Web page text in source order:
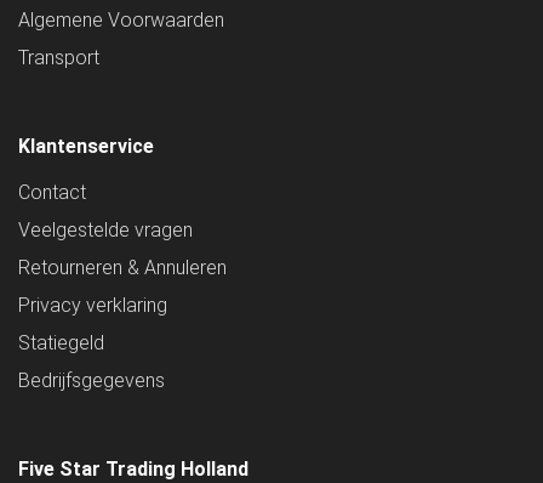
Algemene Voorwaarden
Transport
Klantenservice
Contact
Veelgestelde vragen
Retourneren & Annuleren
Privacy verklaring
Statiegeld
Bedrijfsgegevens
Five Star Trading Holland